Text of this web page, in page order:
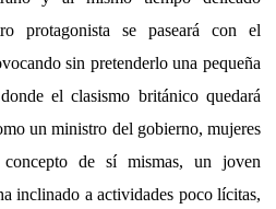
protagonista se paseará con el
sin pretenderlo una pequeña
el clasismo británico quedará
un ministro del gobierno, mujeres
de sí mismas, un joven
inclinado a actividades poco lícitas,